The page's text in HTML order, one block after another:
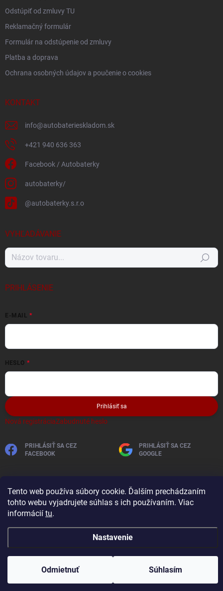
Tento web používa súbory cookie. Ďalším prechádzaním
tohto webu vyjadrujete súhlas s ich používaním. Viac
informácií tu.
Nastavenie
Odmietnuť Súhlasím
Odstúpiť od zmluvy TU
Reklamačný formulár
Formulár na odstúpenie od zmluvy
Platba a doprava
Ochrana osobných údajov a poučenie o cookies
KONTAKT
info@autobaterieskladom.sk
+421 940 636 363
Facebook / Autobaterky
autobaterky/
@autobaterky.s.r.o
VYHĽADÁVANIE
Hľadať
PRIHLÁSENIE
E-MAIL
HESLO
Prihlásiť sa
Nová registráciaZabudnuté heslo
PRIHLÁSIŤ SA CEZ
FACEBOOK
PRIHLÁSIŤ SA CEZ
GOOGLE
AutobaterieSkladom . Všetky práva vyhradené.